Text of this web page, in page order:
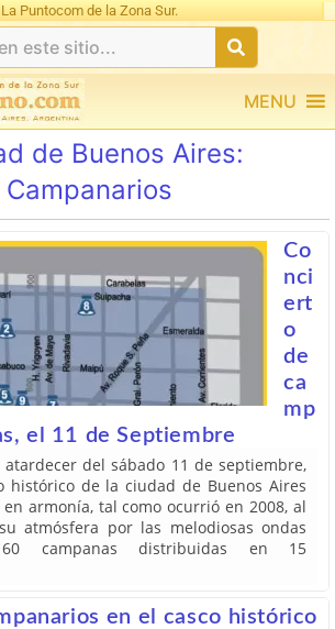
La Puntocom de la Zona Sur.
MENU
de Buenos Aires:
Campanarios
Co
nci
ert
o
de
ca
mp
el 11 de Septiembre
del sábado 11 de septiembre,
histórico de la ciudad de Buenos Aires
armonía, tal como ocurrió en 2008, al
atmósfera por las melodiosas ondas
campanas distribuidas en 15
en el casco histórico